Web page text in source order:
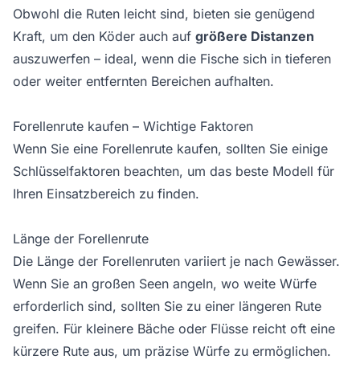
Obwohl die Ruten leicht sind, bieten sie genügend
Kraft, um den Köder auch auf größere Distanzen
auszuwerfen – ideal, wenn die Fische sich in tieferen
oder weiter entfernten Bereichen aufhalten.
Forellenrute kaufen – Wichtige Faktoren
Wenn Sie eine Forellenrute kaufen, sollten Sie einige
Schlüsselfaktoren beachten, um das beste Modell für
Ihren Einsatzbereich zu finden.
Länge der Forellenrute
Die Länge der Forellenruten variiert je nach Gewässer.
Wenn Sie an großen Seen angeln, wo weite Würfe
erforderlich sind, sollten Sie zu einer längeren Rute
greifen. Für kleinere Bäche oder Flüsse reicht oft eine
kürzere Rute aus, um präzise Würfe zu ermöglichen.